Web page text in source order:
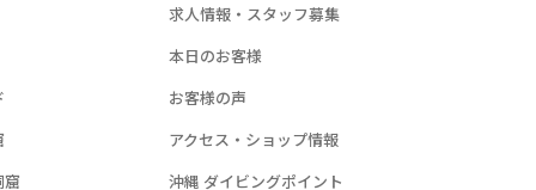
求人情報・スタッフ募集
本日のお客様
お客様の声
アクセス・ショップ情報
沖縄 ダイビングポイント